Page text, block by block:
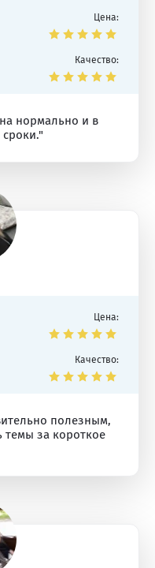
Цена:
Качество:
нормально и в
Цена:
Качество:
полезным,
темы за короткое